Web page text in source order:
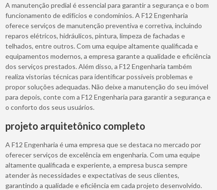
A manutenção predial é essencial para garantir a segurança e o bom
funcionamento de edifícios e condomínios. A F12 Engenharia
oferece serviços de manutenção preventiva e corretiva, incluindo
reparos elétricos, hidráulicos, pintura, limpeza de fachadas e
telhados, entre outros. Com uma equipe altamente qualificada e
equipamentos modernos, a empresa garante a qualidade e eficiência
dos serviços prestados. Além disso, a F12 Engenharia também
realiza vistorias técnicas para identificar possíveis problemas e
propor soluções adequadas. Não deixe a manutenção do seu imóvel
para depois, conte com a F12 Engenharia para garantir a segurança e
o conforto dos seus usuários.
projeto arquitetônico completo
A F12 Engenharia é uma empresa que se destaca no mercado por
oferecer serviços de excelência em engenharia. Com uma equipe
altamente qualificada e experiente, a empresa busca sempre
atender às necessidades e expectativas de seus clientes,
garantindo a qualidade e eficiência em cada projeto desenvolvido.